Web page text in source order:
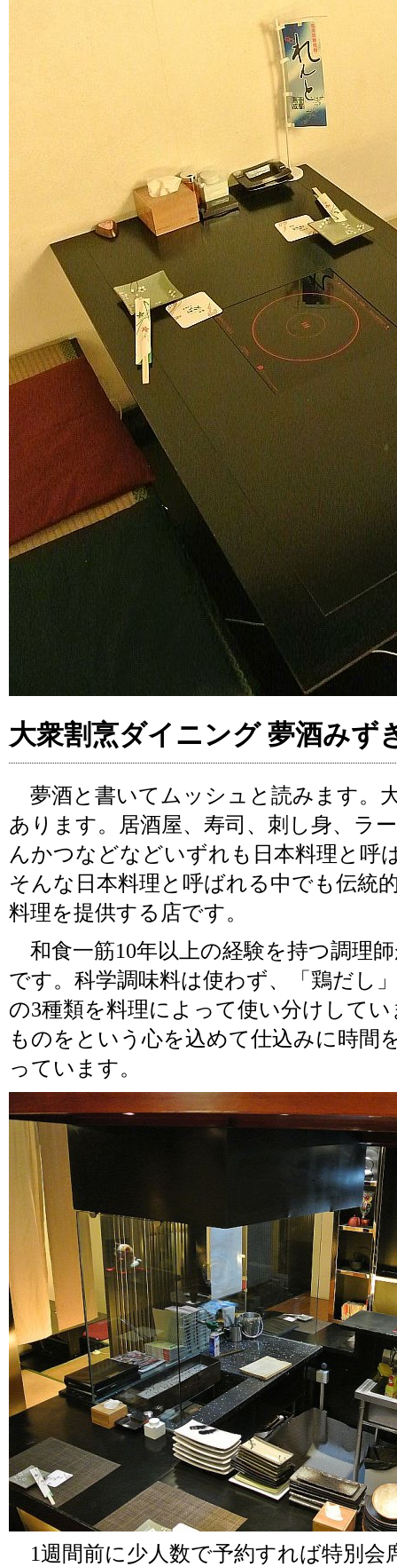
大衆割烹ダイニング 夢酒みず
夢酒と書いてムッシュと読みます。
あります。居酒屋、寿司、刺し身、ラ
んかつなどなどいずれも日本料理と呼
そんな日本料理と呼ばれる中でも伝統
料理を提供する店です。
和食一筋10年以上の経験を持つ調理
です。科学調味料は使わず、「鶏だし
の3種類を料理によって使い分けして
ものをという心を込めて仕込みに時間
っています。
1週間前に少人数で予約すれば特別会